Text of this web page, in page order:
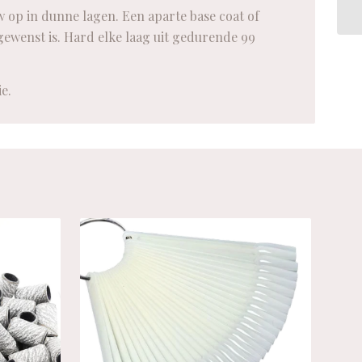
in dunne lagen. Een aparte base coat of
is. Hard elke laag uit gedurende 99